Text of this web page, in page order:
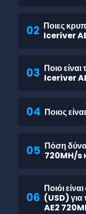
02 Ποιες
Iceriver
03 Ποιο
Iceriver
04 Ποιος
05 Πόση
720MH/s
06
Ποιόι
(USD) για
AE2